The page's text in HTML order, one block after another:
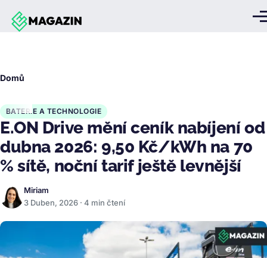
Přejít k hlavnímu obsahu
Domů
BATERIE A TECHNOLOGIE
E.ON Drive mění ceník nabíjení od
dubna 2026: 9,50 Kč/kWh na 70
% sítě, noční tarif ještě levnější
Miriam
3 Duben, 2026 · 4 min čtení